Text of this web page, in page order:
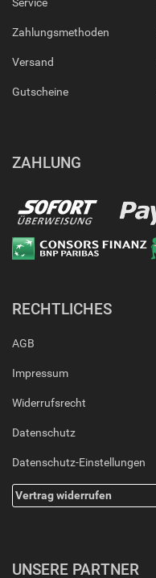
Zahlungsmethoden
Versand
Gutscheine
ZAHLUNG
RECHTLICHES
AGB
Impressum
Widerrufsrecht
Datenschutz
Datenschutz-Einstellungen
Vertrag widerrufen
UNSERE PARTNER